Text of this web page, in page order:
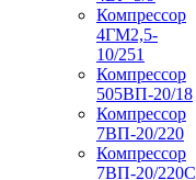
Компрессор
4ГМ2,5-
10/251
Компрессор
505ВП-20/18
Компрессор
7ВП-20/220
Компрессор
7ВП-20/220С